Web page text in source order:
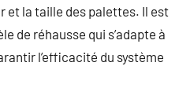
et la taille des palettes. Il est
de réhausse qui s’adapte à
l’efficacité du système